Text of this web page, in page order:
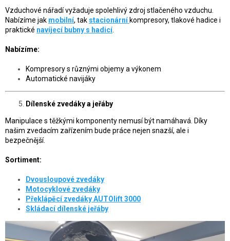
Vzduchové nářadí vyžaduje spolehlivý zdroj stlačeného vzduchu.
Nabízíme jak mobilní, tak stacionární kompresory, tlakové hadice i
praktické navíjecí bubny s hadicí.
Nabízíme:
Kompresory s různými objemy a výkonem
Automatické navijáky
Dílenské zvedáky a jeřáby
Manipulace s těžkými komponenty nemusí být namáhavá. Díky
našim zvedacím zařízením bude práce nejen snazší, ale i
bezpečnější.
Sortiment:
Dvousloupové zvedáky
Motocyklové zvedáky
Překlápěcí zvedáky AUTOlift 3000
Skládací dílenské jeřáby